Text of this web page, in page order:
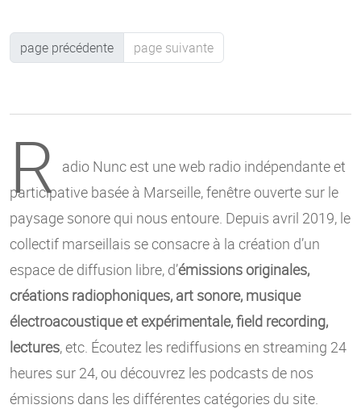
page précédente page suivante
R adio Nunc est une web radio indépendante et
participative basée à Marseille, fenêtre ouverte sur le
paysage sonore qui nous entoure. Depuis avril 2019, le
collectif marseillais se consacre à la création d’un
espace de diffusion libre, d’émissions originales,
créations radiophoniques, art sonore, musique
électroacoustique et expérimentale, field recording,
lectures, etc. Écoutez les rediffusions en streaming 24
heures sur 24, ou découvrez les podcasts de nos
émissions dans les différentes catégories du site.